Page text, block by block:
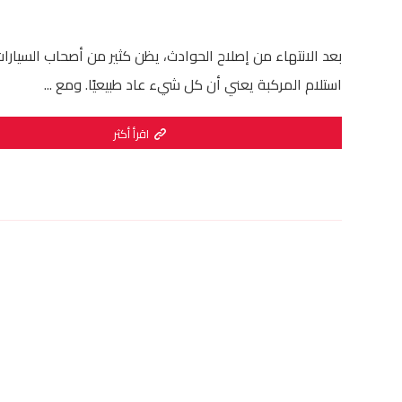
بعد الانتهاء من إصلاح الحوادث، يظن كثير من أصحاب
استلام المركبة يعني أن كل شيء عاد طبيعيًا. ومع ...
اقرأ أكثر